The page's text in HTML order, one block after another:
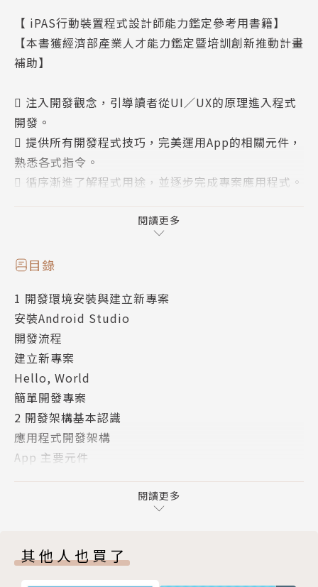
【 iPAS行動裝置程式設計師能力鑑定參考用書籍】
【本書獲經濟部產業人才能力鑑定暨培訓創新推動計畫
補助】
 注入開發觀念，引導讀者從UI／UX的原理進入程式
開發。
 提供所有開發程式技巧，完美運用App的相關元件，
熟悉各式指令。
 循序漸進了解程式用途，並逐步完成專案應用程式。
提供Android入門開發的專業技能與知識，教導讀者學
書學習後可輕鬆考取專業證照，進入企業界貢獻所學，
成為業界之專才人員。
作者簡介
趙令文
資策會特約講師
Sun官方認證Java講師
專業領域涵蓋：應用及遊戲類實務專案設計
2016年經濟部工業局OpenData競賽，個人作品「你
閱讀更多
目錄
1 開發環境安裝與建立新專案
安裝Android Studio
開發流程
建立新專案
Hello, World
簡單開發專案
2 開發架構基本認識
應用程式開發架構
App 主要元件
架構清單檔案 AndroidManifest.xml
AndroidManifest.xml 的架構
Activity 生命週期
閱讀更多
其他人也買了